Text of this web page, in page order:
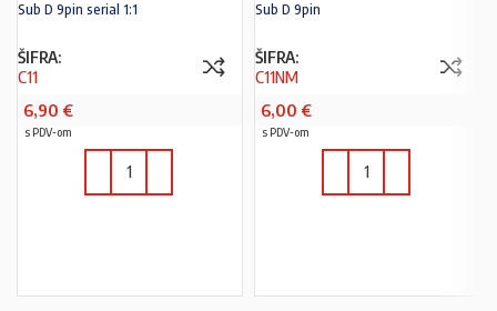
Sub D 9pin serial 1:1
ŠIFRA:
C11
6,90 €
s PDV-om
Sub D 9pin
ŠIFRA:
C11NM
6,00 €
s PDV-om